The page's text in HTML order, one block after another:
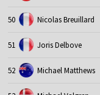
50 Nicolas Breuillard
51 Joris Delbove
52 Michael Matthews